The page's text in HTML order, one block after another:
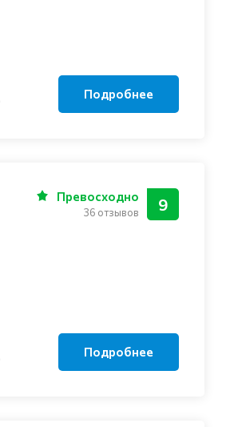
Подробнее
9
Превосходно
36 отзывов
Подробнее